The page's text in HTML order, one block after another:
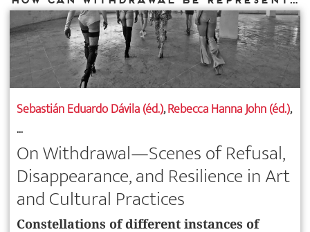
Sebastián Eduardo Dávila (éd.),Rebecca Hanna John (éd.),
...
On Withdrawal—Scenes of Refusal,
Disappearance, and Resilience in Art
and Cultural Practices
Constellations of different instances of